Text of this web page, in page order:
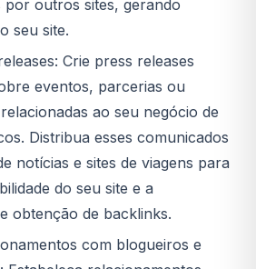
por outros sites, gerando
seu site.
Crie press releases
eventos, parcerias ou
ao seu negócio de
Distribua esses comunicados
notícias e sites de viagens para
do seu site e a
obtenção de backlinks.
com blogueiros e